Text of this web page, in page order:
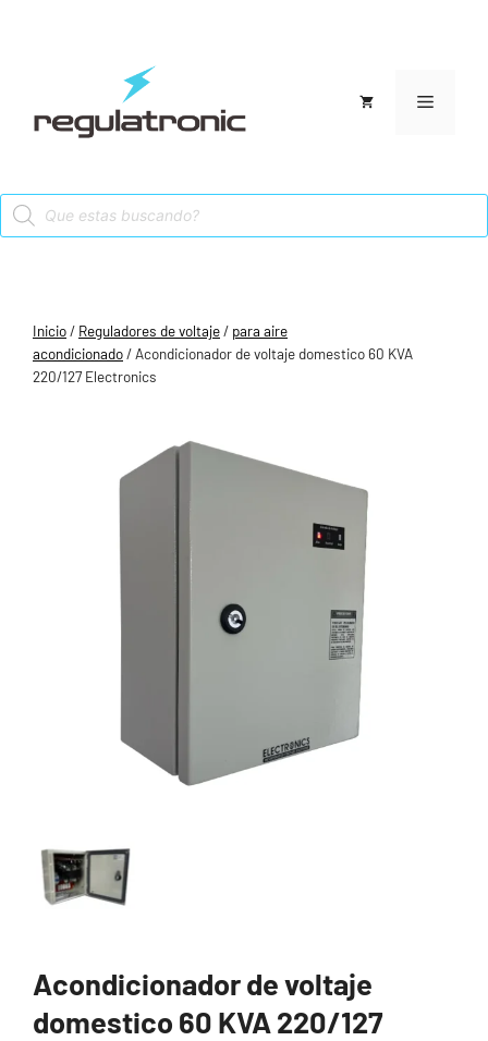
Menú
Products
search
Inicio/ Reguladores de voltaje/ para aire
acondicionado/ Acondicionador de voltaje domestico 60 KVA
220/127 Electronics
Acondicionador de voltaje
domestico 60 KVA 220/127